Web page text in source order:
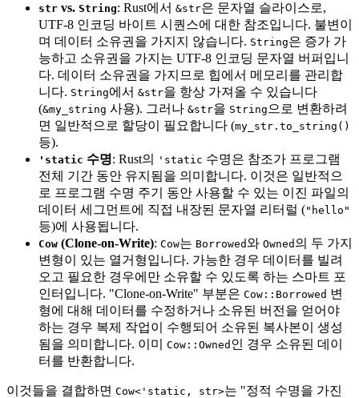
str vs. String: Rust에서 &str은 문자열 슬라이스로,
UTF-8 인코딩 바이트 시퀀스에 대한 참조입니다. 불변이
며 데이터 소유권을 가지지 않습니다. String은 증가 가
능하고 소유권을 가지는 UTF-8 인코딩 문자열 버퍼입니
다. 데이터 소유권을 가지므로 힙에서 메모리를 관리합
니다. String에서 &str을 항상 가져올 수 있습니다
(&my_string 사용). 그러나 &str을 String 으로 변환하려
면 일반적으로 할당이 필요합니다 (my_str.to_string()
등).
'static 수명: Rust의 'static 수명은 참조가 프로그램
전체 기간 동안 유지됨을 의미합니다. 이것은 일반적으
로 프로그램 수명 주기 동안 사용할 수 있는 이진 파일의
데이터 세그먼트에 직접 내장된 문자열 리터럴 ("hello"
등)에 사용됩니다.
Cow (Clone-on-Write): Cow는 Borrowed와 Owned 의 두 가지
변형이 있는 열거형입니다. 가능한 경우 데이터를 빌려
오고 필요한 경우에만 소유할 수 있도록 하는 스마트 포
인터입니다. "Clone-on-Write" 부분은 Cow::Borrowed 변
형에 대해 데이터를 수정하거나 소유된 버전을 얻어야
하는 경우 복제 작업이 수행되어 소유된 복사본이 생성
됨을 의미합니다. 이미 Cow::Owned 인 경우 소유된 데이
터를 반환합니다.
이것들을 결합하면 Cow<'static, str>는 "정적 수명을 가진